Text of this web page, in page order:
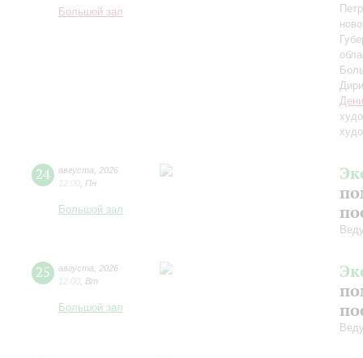
Большой зал
24 августа
2026
12:00 Пн
Большой зал
25 августа
2026
12:00 Вт
Большой зал